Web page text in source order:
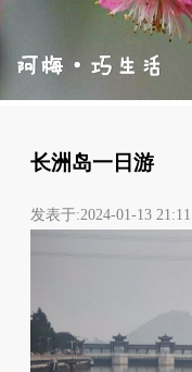
长洲岛一日游
发表于:2024-01-13